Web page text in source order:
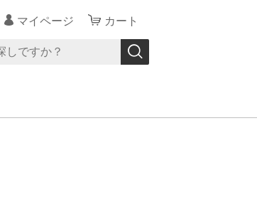
マイページ カート